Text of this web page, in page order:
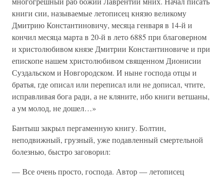
книги сии, называемые летописец князю великому
Дмитрию Константиновичу, месяца генваря в 14-й и
кончил месяца марта в 20-й в лето 6885 при благоверном
и христолюбивом князе Дмитрии Константиновиче и при
епископе нашем христолюбивом священном Дионисии
Суздальском и Новгородском. И ныне господа отцы и
братья, где описал или переписал или не дописал, чтите,
исправливая бога ради, а не кляните, ибо книги ветшаны,
а ум молод, не дошел…»
Бантыш закрыл пергаменную книгу. Болтин,
неподвижный, грузный, уже подавленный смертельной
болезнью, быстро заговорил:
— Все очень просто, господа. Автор — летописец